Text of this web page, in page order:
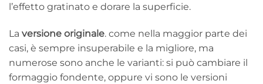
l’effetto gratinato e dorare la superficie.
La versione originale. come nella maggior parte dei
casi, è sempre insuperabile e la migliore, ma
numerose sono anche le varianti: si può cambiare il
formaggio fondente, oppure vi sono le versioni